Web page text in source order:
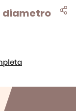
diametro